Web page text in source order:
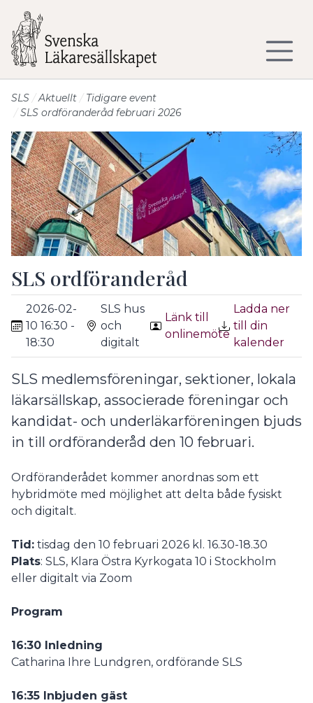
SLS Aktuellt
Tidigare event
SLS ordföranderåd februari 2026
SLS ordföranderåd
2026-02-
10 16:30 -
18:30
SLS hus
och
digitalt
Länk till
onlinemöte
Ladda ner
till din
kalender
SLS medlemsföreningar, sektioner, lokala
läkarsällskap, associerade föreningar och
kandidat- och underläkarföreningen bjuds
in till ordföranderåd den 10 februari.
Ordföranderådet kommer anordnas som ett
hybridmöte med möjlighet att delta både fysiskt
och digitalt.
Tid: tisdag den 10 februari 2026 kl. 16.30-18.30
Plats: SLS, Klara Östra Kyrkogata 10 i Stockholm
eller digitalt via Zoom
Program
16:30 Inledning
Catharina Ihre Lundgren, ordförande SLS
16:35 Inbjuden gäst